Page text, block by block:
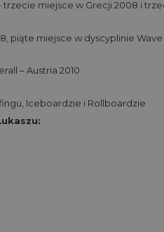
trzecie miejsce w Grecji 2008 i
piąte miejsce w dyscyplinie Wave
– Austria 2010
Iceboardzie i Rollboardzie